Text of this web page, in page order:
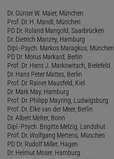
Dr. Günter W. Maier, München
Prof. Dr. H. Mandl, München
PD Dr. Roland Mangold, Saarbrücken
Dr. Dietrich Manzey, Hamburg
Dipl.-Psych. Markos Maragkos, München
PD Dr. Morus Markard, Berlin
Prof. Dr. Hans J. Markowitsch, Bielefeld
Dr. Hans Peter Mattes, Berlin
Prof. Dr. Rainer Mausfeld, Kiel
Dr. Mark May, Hamburg
Prof. Dr. Philipp Mayring, Ludwigsburg
Prof. Dr. Elke van der Meer, Berlin
Dr. Albert Melter, Bonn
Dipl.-Psych. Brigitte Melzig, Landshut
Prof. Dr. Wolfgang Mertens, München
PD Dr. Rudolf Miller, Hagen
Dr. Helmut Moser, Hamburg